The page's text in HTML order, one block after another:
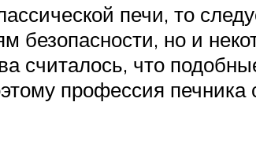
печи, то
безопасности, но и
считалось, что
профессия